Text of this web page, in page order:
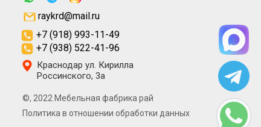
©, 2022 Мебельная фабрика рай
Политика в отношении обработки данных
Краснодар ул. Кирилла
Россинского, 3а
+7 (918) 993-11-49
+7 (938) 522-41-96
raykrd@mail.ru